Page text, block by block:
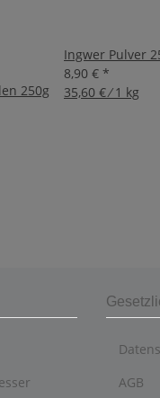
250g
Ingwer Pulver
8,90 € *
35,60 € ⁄ 1 kg
AGB